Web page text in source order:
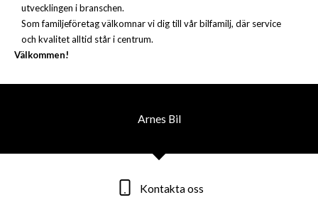
utvecklingen i branschen.
Som familjeföretag välkomnar vi dig till vår bilfamilj, där service
och kvalitet alltid står i centrum.
Välkommen!
Arnes Bil
Kontakta oss